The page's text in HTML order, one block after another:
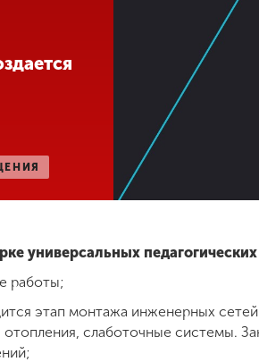
универсальных
работы;
этап монтажа инженерных
слаботочные системы.